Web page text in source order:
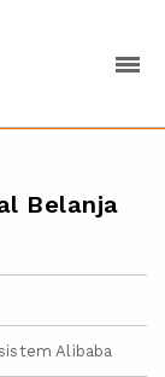
Belanja
Alibaba